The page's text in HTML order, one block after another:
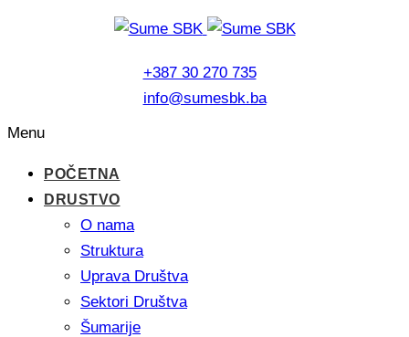
+387 30 270 735
info@sumesbk.ba
Menu
POČETNA
DRUSTVO
O nama
Struktura
Uprava Društva
Sektori Društva
Šumarije